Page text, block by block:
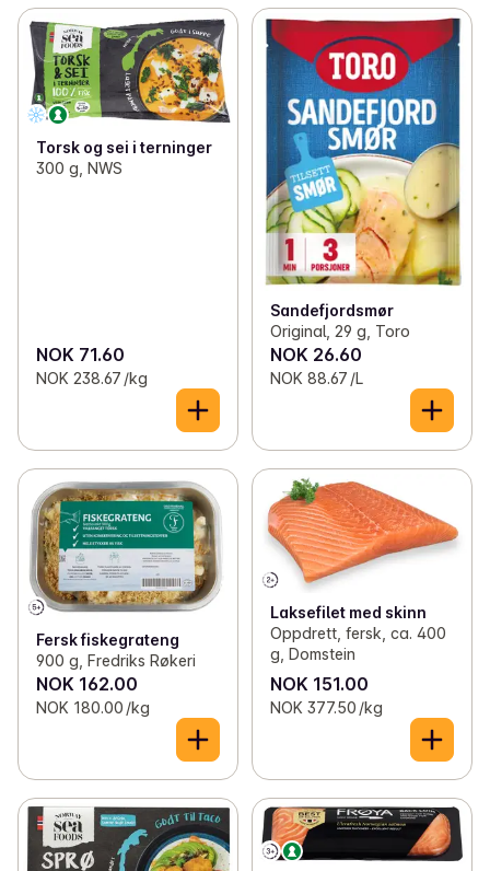
Torsk og sei i terninger
300 g, NWS
NOK 71.60
NOK 238.67 /kg
Sandefjordsmør
Original, 29 g, Toro
NOK 26.60
NOK 88.67 /L
Fersk fiskegrateng
900 g, Fredriks Røkeri
NOK 162.00
NOK 180.00 /kg
Laksefilet med skinn
Oppdrett, fersk, ca. 400
g, Domstein
NOK 151.00
NOK 377.50 /kg